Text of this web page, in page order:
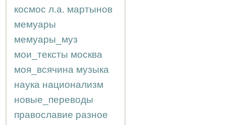
космос л.а. мартынов
мемуары
мемуары_муз
мои_тексты москва
моя_всячина музыка
наука национализм
новые_переводы
православие разное